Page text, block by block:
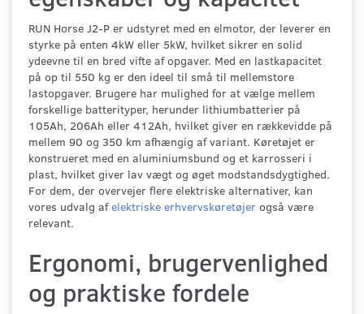
RUN Horse J2-P er udstyret med en elmotor, der leverer en
styrke på enten 4kW eller 5kW, hvilket sikrer en solid
ydeevne til en bred vifte af opgaver. Med en lastkapacitet
på op til 550 kg er den ideel til små til mellemstore
lastopgaver. Brugere har mulighed for at vælge mellem
forskellige batterityper, herunder lithiumbatterier på
105Ah, 206Ah eller 412Ah, hvilket giver en rækkevidde på
mellem 90 og 350 km afhængig af variant. Køretøjet er
konstrueret med en aluminiumsbund og et karrosseri i
plast, hvilket giver lav vægt og øget modstandsdygtighed.
For dem, der overvejer flere elektriske alternativer, kan
vores udvalg afelektriske erhvervskøretøjer også være
relevant.
Ergonomi, brugervenlighed
og praktiske fordele